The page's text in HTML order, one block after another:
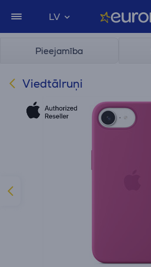
LV
Pieejamība
Viedtālruņi